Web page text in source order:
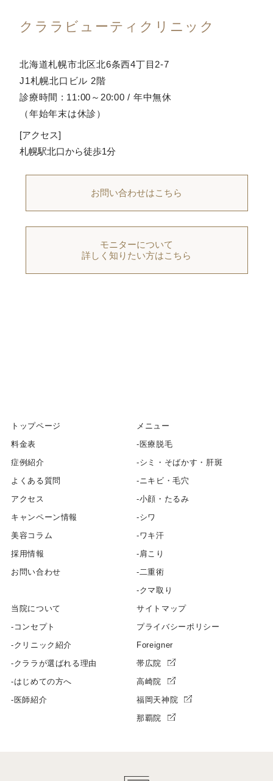
クララビューティクリニック
北海道札幌市北区北6条西4丁目2-7
J1札幌北口ビル 2階
診療時間 : 11:00～20:00 / 年中無休
（年始年末は休診）
[アクセス]
札幌駅北口から徒歩1分
お問い合わせはこちら
モニターについて
詳しく知りたい方はこちら
トップページ
料金表
症例紹介
よくある質問
アクセス
キャンペーン情報
美容コラム
採用情報
お問い合わせ
当院について
コンセプト
クリニック紹介
クララが選ばれる理由
はじめての方へ
医師紹介
メニュー
医療脱毛
シミ・そばかす・肝斑
ニキビ・毛穴
小顔・たるみ
シワ
ワキ汗
肩こり
二重術
クマ取り
サイトマップ
プライバシーポリシー
Foreigner
帯広院
高崎院
福岡天神院
那覇院